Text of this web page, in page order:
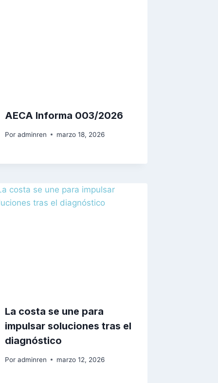
AECA Informa 003/2026
Por adminren marzo 18, 2026
La costa se une para
impulsar soluciones tras el
diagnóstico
Por adminren marzo 12, 2026